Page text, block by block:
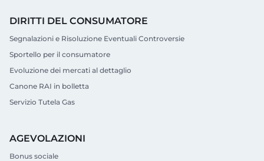
DIRITTI DEL CONSUMATORE
Segnalazioni e Risoluzione Eventuali Controversie
Sportello per il consumatore
Evoluzione dei mercati al dettaglio
Canone RAI in bolletta
Servizio Tutela Gas
AGEVOLAZIONI
Bonus sociale